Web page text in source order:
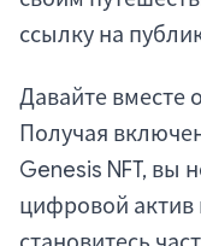
ссылку на
Давайте вместе
Получая
Genesis NFT, вы
цифровой